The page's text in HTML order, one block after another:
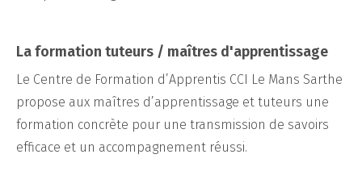
La formation tuteurs / maîtres d'apprentissage
Le Centre de Formation d’Apprentis CCI Le Mans Sarthe
propose aux maîtres d’apprentissage et tuteurs une
formation concrète pour une transmission de savoirs
efficace et un accompagnement réussi.